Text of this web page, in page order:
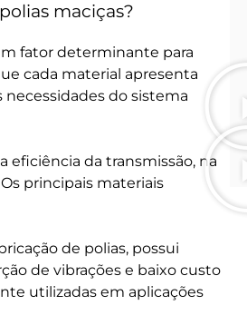
maciças?
fator determinante para
cada material apresenta
do sistema
da transmissão, na
principais materiais
de polias, possui
de vibrações e baixo custo
utilizadas em aplicações